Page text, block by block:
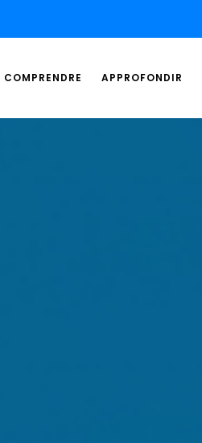
COMPRENDRE APPROFONDIR